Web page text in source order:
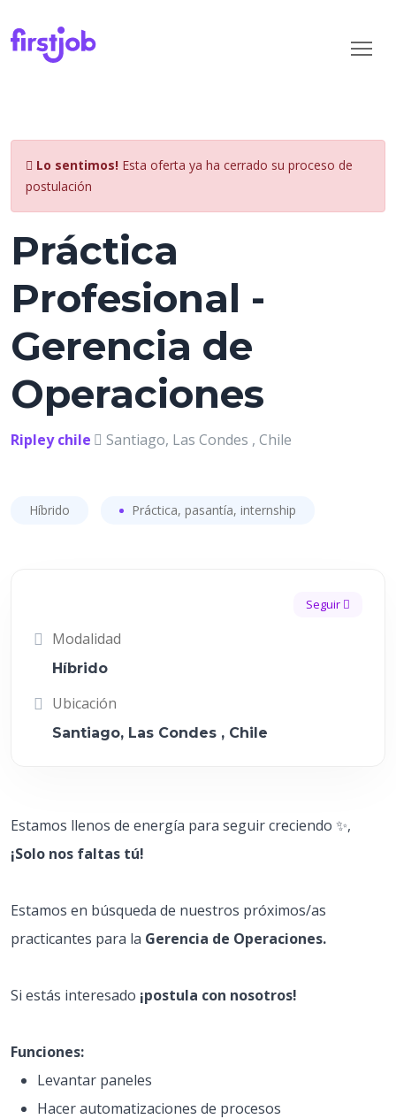
Lo sentimos! Esta oferta ya ha cerrado su proceso de
postulación
Práctica
Profesional -
Gerencia de
Operaciones
Ripley chile Santiago, Las Condes , Chile
Híbrido Práctica, pasantía, internship
Seguir
Modalidad
Híbrido
Ubicación
Santiago, Las Condes , Chile
Estamos llenos de energía para seguir creciendo ✨,
¡Solo nos faltas tú!
Estamos en búsqueda de nuestros próximos/as
practicantes para la Gerencia de Operaciones.
Si estás interesado ¡postula con nosotros!
Funciones:
Levantar paneles
Hacer automatizaciones de procesos